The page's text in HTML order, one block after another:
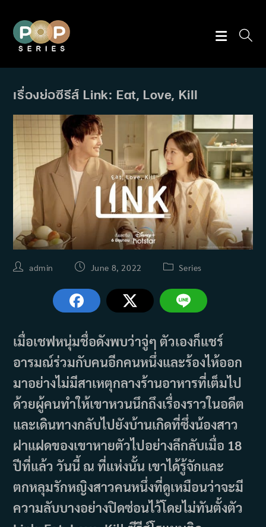
content
เรื่องย่อซีรีส์ Link: Eat, Love, Kill
Postadmin
Post June 8, 2022
PostSeries
เมื่อเชฟหนุ่มชื่อดังพบว่าจู่ๆ ตัวเองก็แชร์
อารมณ์ร่วมกับคนอีกคนหนึ่งและร้องไห้ออก
มาอย่างไม่มีสาเหตุกลางร้านอาหารที่เต็มไป
ด้วยผู้คนทำให้เขาหวนนึกถึงเรื่องราวในอดีต
และเดินทางกลับไปยังบ้านเกิดที่ซึ่งน้องสาว
ฝาแฝดของเขาหายตัวไปอย่างลึกลับเมื่อ 18
ปีที่แล้ว วันนี้ ณ ที่แห่งนั้น เขาได้รู้จักและ
ตกหลุมรักหญิงสาวคนหนึ่งที่ดูเหมือนว่าจะมี
ความลับบางอย่างปิดซ่อนไว้โดยไม่ทันตั้งตัว